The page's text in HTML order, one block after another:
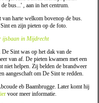
bus...' , aan in het centrum.
harte welkom bovenop de bus.
en zijn pieten op de foto.
ijsbaan in Mijdrecht
Sint was op het dak van de
van af. De pieten kwamen met een
niet helpen. Zij belden de brandweer
aangeschaft om De Sint te redden.
eb Baambrugge. Later komt hij
voor meer informatie.